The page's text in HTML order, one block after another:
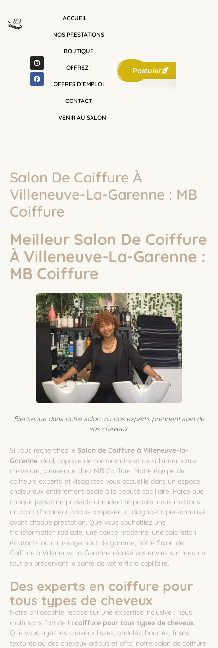
contenu
I
n
s
t
a
F
a
c
e
b
ACCUEIL
NOS PRESTATIONS
BOUTIQUE
OFFREZ !
OFFRES D’EMPLOI
CONTACT
VENIR AU SALON
Réserver
En LignePostuler
Salon De Coiffure À
Villeneuve-La-Garenne : MB
Coiffure
Meilleur Salon De Coiffure
À Villeneuve-La-Garenne :
MB Coiffure
Bienvenue dans notre salon, où nos experts prennent soin de
vos cheveux.
Si vous recherchez le Salon de Coiffure à Villeneuve-la-
Garenne idéal, capable de comprendre et de sublimer votre
chevelure, bienvenue chez MB Coiffure. Notre équipe de
coiffeurs experts et visagistes vous accueille dans un espace
chaleureux entièrement dédié à la beauté capillaire. Parce que
chaque personne possède une identité propre, nous mettons
un point d’honneur à vous proposer un diagnostic personnalisé
avant chaque prestation. Que vous souhaitiez une
transformation radicale, une coupe moderne, une coloration
éclatante ou un lissage haut de gamme, notre Salon de
Coiffure à Villeneuve-la-Garenne réalise vos envies sur mesure
tout en préservant la santé de votre fibre capillaire.
Des experts en coiffure pour
tous types de cheveux
Notre philosophie repose sur une expertise inclusive : nous
maîtrisons l’art de la coiffure pour tous types de cheveux.
Que vous ayez les cheveux lisses, ondulés, bouclés, frisés,
texturés ou des cheveux crépus et afro, notre salon de coiffure